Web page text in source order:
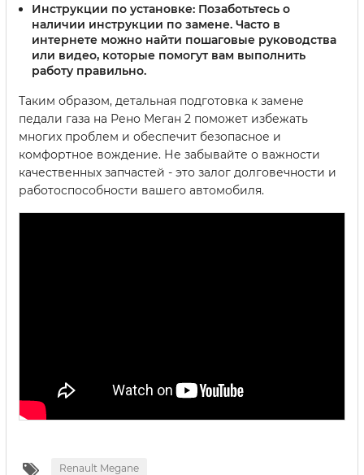
Инструкции по установке: Позаботьтесь о
наличии инструкции по замене. Часто в
интернете можно найти пошаговые руководства
или видео, которые помогут вам выполнить
работу правильно.
Таким образом, детальная подготовка к замене
педали газа на Рено Меган 2 поможет избежать
многих проблем и обеспечит безопасное и
комфортное вождение. Не забывайте о важности
качественных запчастей - это залог долговечности и
работоспособности вашего автомобиля.
Renault Megane